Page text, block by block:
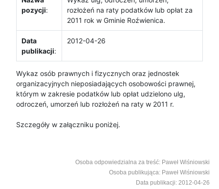
pozycji:
rozłożeń na raty podatków lub opłat za
2011 rok w Gminie Roźwienica.
Data
publikacji:
2012-04-26
Wykaz osób prawnych i fizycznych oraz jednostek
organizacyjnych nieposiadających osobowości prawnej,
którym w zakresie podatków lub opłat udzielono ulg,
odroczeń, umorzeń lub rozłożeń na raty w 2011 r.
Szczegóły w załączniku poniżej.
Osoba odpowiedzialna za treść: Paweł Wiśniowski
Osoba publikująca: Paweł Wiśniowski
Data publikacji: 2012-04-26